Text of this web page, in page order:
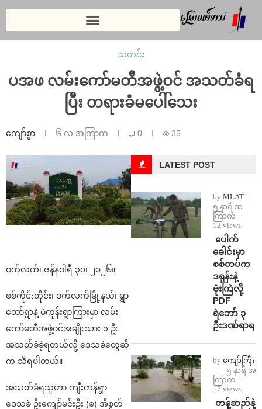
သတင်း
ပအဖ လမ်းကော်မတီအဖွဲ့ဝင် အသတ်ခံရ
ပြီး တရားခံမပေါ်သေး
ကျော်စွာ ၆ လ အကြာက 0 35
ဝက်လက်၊ ဇန်နဝါရီ ၃၀၊ ၂၀၂၆။
စစ်ကိုင်းတိုင်း၊ ဝက်လက်မြို့နယ်၊ ရွာ
တော်ရွာနဲ့ မဲကုန်းရွာကြားမှာ လမ်း
ကော်မတီအဖွဲ့ဝင်အမျိုးသား ၁ ဦး
အသတ်ခံခဲ့ရတယ်လို့ ဒေသခံတွေဆီ
က သိရပါတယ်။
အသတ်ခံရသူဟာ ကျီးကန်ရွာ
ဒေသခံ ဦးကျော်မင်းဦး (ခ) အီစွတ်
LATEST POST
by MLAT
၅ နာရီ အ
ကြာက
12 views
⁩ ⁨ပေါက်
ခေါင်းမှာ
စစ်တပ်က
ဒရုန်းနဲ့
ဗုံးကြဲလို့
PDF
ရဲဘော် ၃
ဦးဒဏ်ရာရ
by ကျော်ကြီး
၅ နာရီ အ
ကြာက
17 views
⁩ ⁨တန့်ဆည်နဲ့